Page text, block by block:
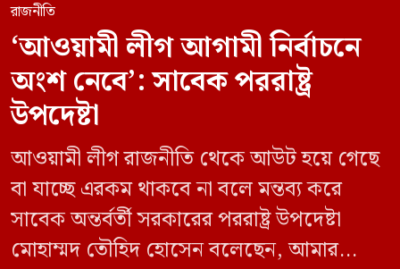
রাজনীতি
‘আওয়ামী লীগ আগামী নির্বাচনে
অংশ নেবে’: সাবেক পররাষ্ট্র
উপদেষ্টা
আওয়ামী লীগ রাজনীতি থেকে আউট হয়ে গেছে
বা যাচ্ছে এরকম থাকবে না বলে মন্তব্য করে
সাবেক অন্তর্বর্তী সরকারের পররাষ্ট্র উপদেষ্টা
মোহাম্মদ তৌহিদ হোসেন বলেছেন, আমার